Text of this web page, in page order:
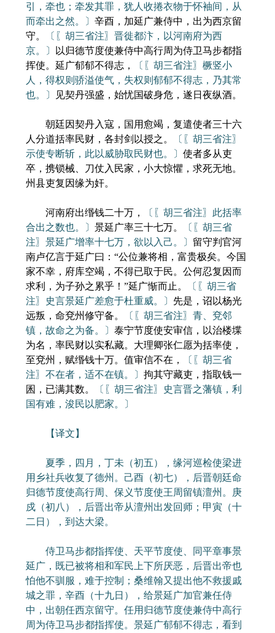
引，牵也；牵发其罪，犹人收捲衣物于怀袖间，从
而牵出之然。〕 辛酉，加延广兼侍中，出为西京留
守。
〔〖胡三省注〗晋徙都汴，以河南府为西
京。〕
以归德节度使兼侍中高行周为侍卫马步都指
挥使。延广郁郁不得志，
〔〖胡三省注〗橛竖小
人，得权则骄溢使气，失权则郁郁不得志，乃其常
也。〕
见契丹强盛，始忧国破身危，遂日夜纵酒。
朝廷因契丹入寇，国用愈竭，复遣使者三十六
人分道括率民财，各封剑以授之。
〔〖胡三省注〗
示使专断斩，此以威胁取民财也。〕 使者多从吏
卒，携锁械、刀仗入民家，小大惊懼，求死无地。
州县吏复因缘为奸。
河南府出缗钱二十万，
〔〖胡三省注〗此括率
合出之数也。〕 景延广率三十七万。
〔〖胡三省
注〗景延广增率十七万，欲以入己。〕 留守判官河
南卢亿言于延广曰：“公位兼将相，富贵极矣。今国
家不幸，府库空竭，不得已取于民。公何忍复因而
求利，为子孙之累乎！”延广惭而止。
〔〖胡三省
注〗史言景延广差愈于杜重威。〕 先是，诏以杨光
远叛，命兗州修守备。
〔〖胡三省注〗青、兗邻
镇，故命之为备。〕 泰宁节度使安审信，以治楼堞
为名，率民财以实私藏。大理卿张仁愿为括率使，
至兗州，赋缗钱十万。值审信不在，
〔〖胡三省
注〗不在者，适不在镇。〕 拘其守藏吏，指取钱一
囷，已满其数。
〔〖胡三省注〗史言晋之藩镇，利
国有难，浚民以肥家。〕
【译文】
夏季，四月，丁未（初五），缘河巡检使梁进
用乡社兵收复了德州。己酉（初七），后晋朝廷命
归德节度使高行周、保义节度使王周留镇澶州。庚
戍（初八），后晋出帝从澶州出发回师；甲寅（十
二日），到达大梁。
侍卫马步都指挥使、天平节度使、同平章事景
延广，既已被将相和军民上下所厌恶，后晋出帝也
怕他不驯服，难于控制；桑维翰又提出他不救援戚
城之罪，辛酉（十九日），给景延广加官兼任侍
中，出朝任西京留守。任用归德节度使兼侍中高行
周为侍卫马步都指挥使。景延广郁郁不得志，看到